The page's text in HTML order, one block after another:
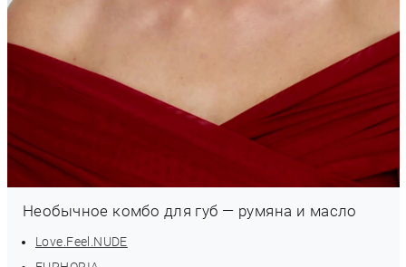
Необычное комбо для губ — румяна и масло
Love.Feel.NUDE